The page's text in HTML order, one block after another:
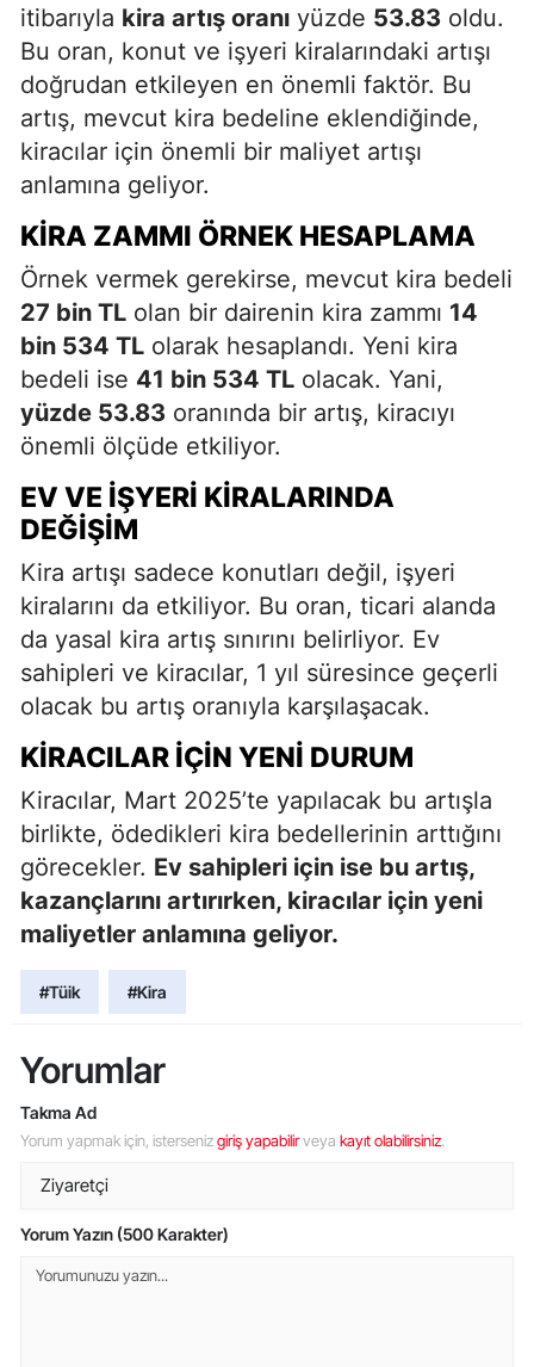
itibarıyla kira artış oranı yüzde 53.83 oldu.
Bu oran, konut ve işyeri kiralarındaki artışı
doğrudan etkileyen en önemli faktör. Bu
artış, mevcut kira bedeline eklendiğinde,
kiracılar için önemli bir maliyet artışı
anlamına geliyor.
KIRA ZAMMI ÖRNEK HESAPLAMA
Örnek vermek gerekirse, mevcut kira bedeli
27 bin TL olan bir dairenin kira zammı 14
bin 534 TL olarak hesaplandı. Yeni kira
bedeli ise 41 bin 534 TL olacak. Yani,
yüzde 53.83 oranında bir artış, kiracıyı
önemli ölçüde etkiliyor.
EV VE İŞYERI KIRALARINDA
DEĞIŞIM
Kira artışı sadece konutları değil, işyeri
kiralarını da etkiliyor. Bu oran, ticari alanda
da yasal kira artış sınırını belirliyor. Ev
sahipleri ve kiracılar, 1 yıl süresince geçerli
olacak bu artış oranıyla karşılaşacak.
KIRACILAR İÇIN YENI DURUM
Kiracılar, Mart 2025’te yapılacak bu artışla
birlikte, ödedikleri kira bedellerinin arttığını
görecekler. Ev sahipleri için ise bu artış,
kazançlarını artırırken, kiracılar için yeni
maliyetler anlamına geliyor.
#Tüik #Kira
Yorumlar
Takma Ad
Yorum yapmak için, istersenizgiriş yapabilirveya kayıt olabilirsiniz.
Yorum Yazın (500 Karakter)